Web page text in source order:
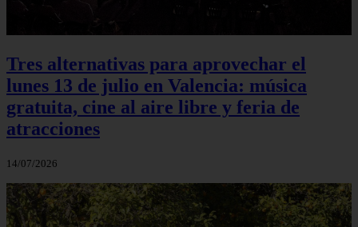
Tres alternativas para aprovechar el
lunes 13 de julio en Valencia: música
gratuita, cine al aire libre y feria de
atracciones
14/07/2026